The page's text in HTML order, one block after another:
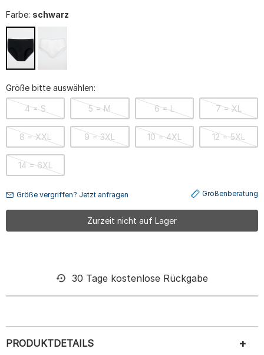
Farbe: schwarz
Größe bitte auswählen:
4 = S 5 = M 6 = L 7 = XL
8 = XXL 9 = 3XL 10 = 4XL 12 = 5XL
14 = 6XL
Größe vergriffen? Jetzt anfragen Größenberatung
Zurzeit nicht auf Lager
30 Tage kostenlose Rückgabe
PRODUKTDETAILS